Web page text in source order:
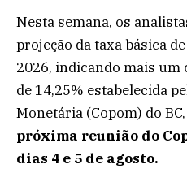
Nesta semana, os
projeção da taxa básica
2026, indicando mais um
de 14,25% estabelecida
Monetária (Copom) do
próxima reunião do
dias 4 e 5 de agosto.